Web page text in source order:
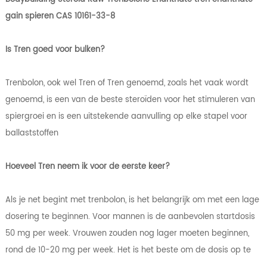
gain spieren CAS 10161-33-8
Is Tren goed voor bulken?
Trenbolon, ook wel Tren of Tren genoemd, zoals het vaak wordt
genoemd, is een van de beste steroïden voor het stimuleren van
spiergroei en is een uitstekende aanvulling op elke stapel voor
ballaststoffen
Hoeveel Tren neem ik voor de eerste keer?
Als je net begint met trenbolon, is het belangrijk om met een lage
dosering te beginnen. Voor mannen is de aanbevolen startdosis
50 mg per week. Vrouwen zouden nog lager moeten beginnen,
rond de 10-20 mg per week. Het is het beste om de dosis op te